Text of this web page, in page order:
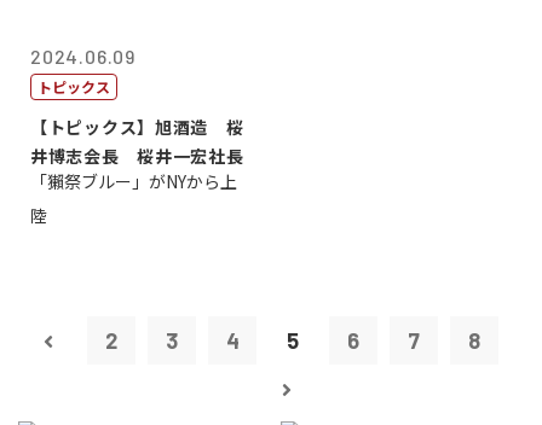
2024.06.09
トピックス
【トピックス】旭酒造 桜
井博志会長 桜井一宏社長
「獺祭ブルー」がNYから上
陸
2 3 4 5 6 7 8